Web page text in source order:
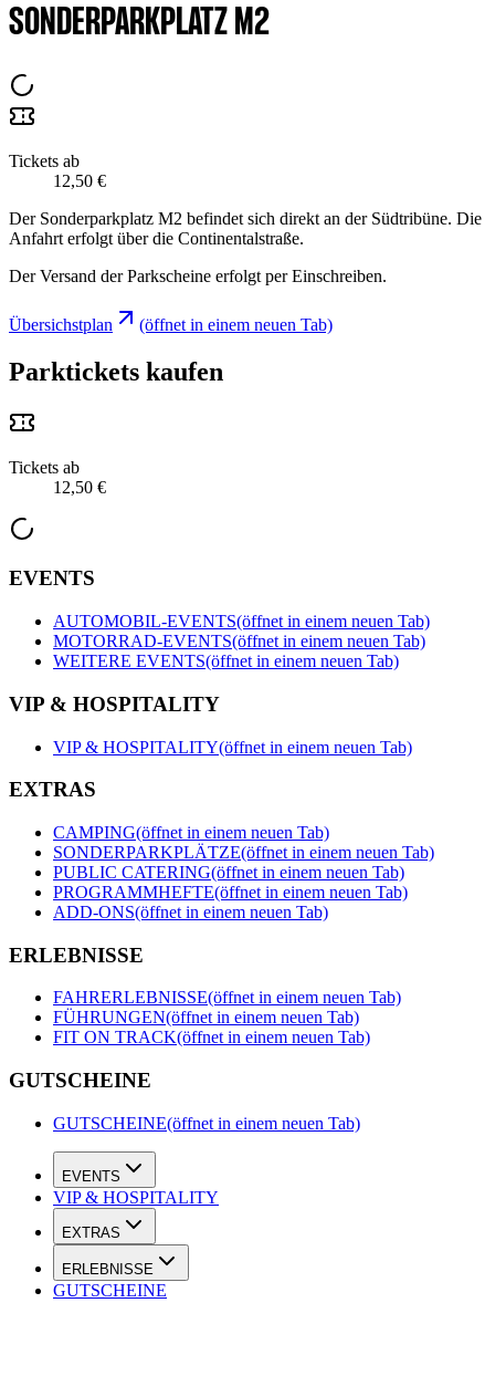
SONDERPARKPLATZ M2
Tickets ab
12,50 €
Der Sonderparkplatz M2 befindet sich direkt an der Südtribüne. Die
Anfahrt erfolgt über die Continentalstraße.
Der Versand der Parkscheine erfolgt per Einschreiben.
Übersichstplan (öffnet in einem neuen Tab)
Parktickets kaufen
Tickets ab
12,50 €
EVENTS
AUTOMOBIL-EVENTS(öffnet in einem neuen Tab)
MOTORRAD-EVENTS(öffnet in einem neuen Tab)
WEITERE EVENTS(öffnet in einem neuen Tab)
VIP & HOSPITALITY
VIP & HOSPITALITY(öffnet in einem neuen Tab)
EXTRAS
CAMPING(öffnet in einem neuen Tab)
SONDERPARKPLÄTZE(öffnet in einem neuen Tab)
PUBLIC CATERING(öffnet in einem neuen Tab)
PROGRAMMHEFTE(öffnet in einem neuen Tab)
ADD-ONS(öffnet in einem neuen Tab)
ERLEBNISSE
FAHRERLEBNISSE(öffnet in einem neuen Tab)
FÜHRUNGEN(öffnet in einem neuen Tab)
FIT ON TRACK(öffnet in einem neuen Tab)
GUTSCHEINE
GUTSCHEINE(öffnet in einem neuen Tab)
EVENTS
VIP & HOSPITALITY
EXTRAS
ERLEBNISSE
GUTSCHEINE